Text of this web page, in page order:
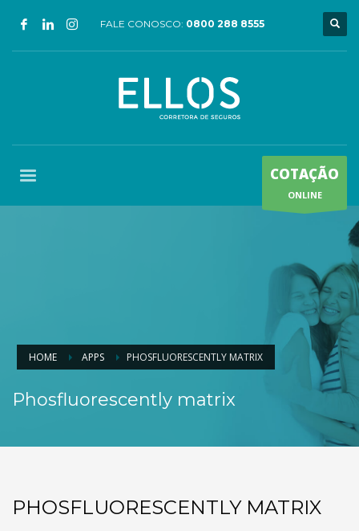
FALE CONOSCO: 0800 288 8555
COTAÇÃO
ONLINE
HOME APPS PHOSFLUORESCENTLY MATRIX
Phosfluorescently matrix
PHOSFLUORESCENTLY MATRIX